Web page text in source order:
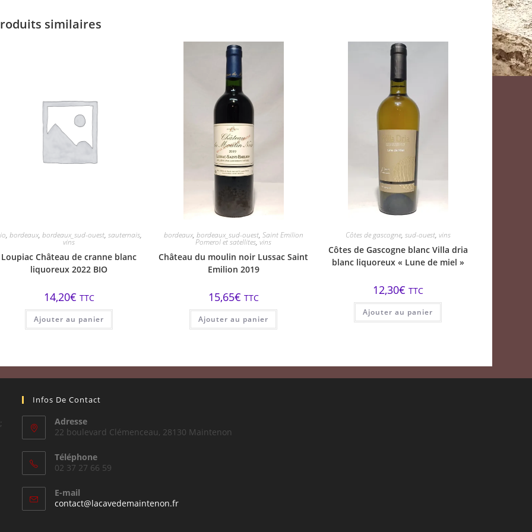
similaires
,bordeaux,bordeaux_sud-ouest,sauternais,
vins
Loupiac Château de cranne blanc
liquoreux 2022 BIO
14,20€ TTC
Ajouter au panier
bordeaux, bordeaux_sud-ouest, Saint Emilion
Pomerol et satellites,vins
Château du moulin noir Lussac Saint
Emilion 2019
15,65€ TTC
Ajouter au panier
Côtes de gascogne, sud-ouest, vins
Côtes de Gascogne blanc Villa dria
blanc liquoreux « Lune de miel »
12,30€ TTC
Ajouter au panier
Infos De Contact
Adresse
22 boulevard Clémenceau, 28130 Maintenon
Téléphone
02 37 27 66 59
E-mail
contact@lacavedemaintenon.frS’ouvre